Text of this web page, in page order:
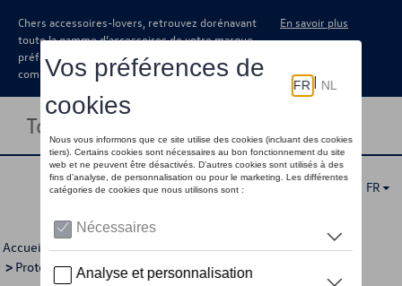
Chers accessoires-lovers, retrouvez dorénavant
toute la gamme d’accessoires de votre marque
préférée sous forme de catalogue à
commander auprès de votre concessionaire.
En savoir plus
Toggle navigation
FR
Accueil >Catalogue Volkswagen >Confort et protection
> Protection >Protection de seuils de portes